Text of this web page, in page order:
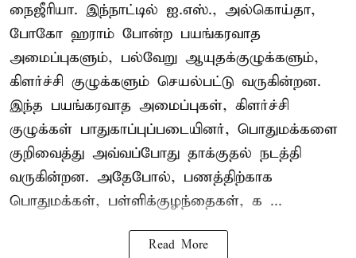
நைஜீரியா. இந்நாட்டில் ஐ.எஸ்., அல்கொய்தா,
போகோ ஹராம் போன்ற பயங்கரவாத
அமைப்புகளும், பல்வேறு ஆயுதக்குழுக்களும்,
கிளர்ச்சி குழுக்களும் செயல்பட்டு வருகின்றன.
இந்த பயங்கரவாத அமைப்புகள், கிளர்ச்சி
குழுக்கள் பாதுகாப்புப்படையினர், பொதுமக்களை
குறிவைத்து அவ்வப்போது தாக்குதல் நடத்தி
வருகின்றன. அதேபோல், பணத்திற்காக
பொதுமக்கள், பள்ளிக்குழந்தைகள், க ...
Read More